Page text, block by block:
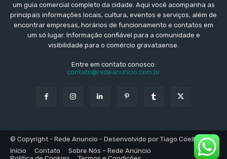
um guia comercial completo da cidade. Aqui você acompanha as
principais informações locais, cultura, eventos e serviços, além de
encontrar empresas, horários de funcionamento e contatos em
um só lugar. Informação confiável para a comunidade e
visibilidade para o comércio gravataense.
Entre em contato conosco:
contato@redeanuncio.com.br
© Copyright - Rede Anuncio - Desenvolvido por Tiago Coelho
Início
Contato
Sobre Nós – Rede Anúncio